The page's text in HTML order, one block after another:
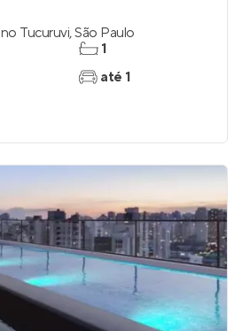
no Tucuruvi,São Paulo
1
até 1